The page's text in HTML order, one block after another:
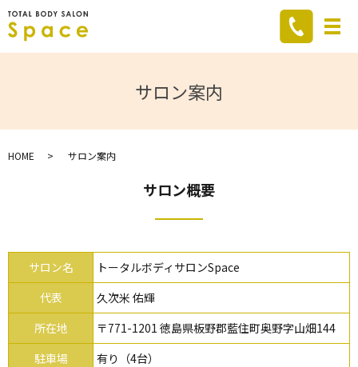
メ
サロン案内
HOME サロン案内
サロン概要
サロン名
トータルボディサロンSpace
代表
久次米 佑輝
所在地
〒771-1201 徳島県板野郡藍住町奥野字山畑144
駐車場
有り（4台）